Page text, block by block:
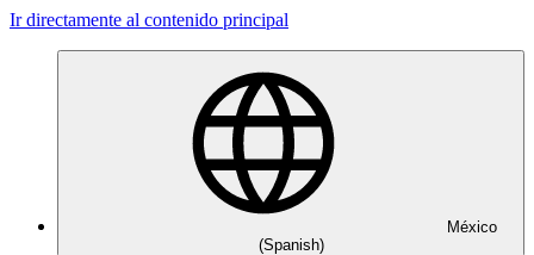
Ir directamente al contenido principal
México
(Spanish)